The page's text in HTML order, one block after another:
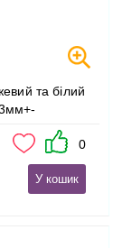
0
У кошик